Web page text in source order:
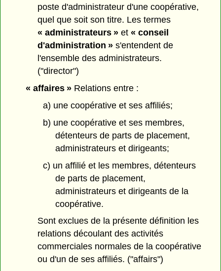
poste d'administrateur d'une coopérative,
quel que soit son titre. Les termes
« administrateurs » et« conseil
d'administration » s'entendent de
l'ensemble des administrateurs.
("director")
« affaires »Relations entre :
a) une coopérative et ses affiliés;
b) une coopérative et ses membres,
détenteurs de parts de placement,
administrateurs et dirigeants;
c) un affilié et les membres, détenteurs
de parts de placement,
administrateurs et dirigeants de la
coopérative.
Sont exclues de la présente définition les
relations découlant des activités
commerciales normales de la coopérative
ou d'un de ses affiliés. ("affairs")